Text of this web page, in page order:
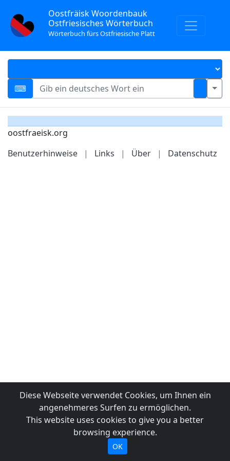
Oostfräisk Woordenbauk
Ostfriesisches Wörterbuch
Wörterbuch fürs Ostfriesische Platt
oostfraeisk.org
Benutzerhinweise
| Links | Über | Datenschutz
Diese Webseite verwendet Cookies, um Ihnen ein
angenehmeres Surfen zu ermöglichen.
This website uses cookies to give you a better
browsing experience.
OK